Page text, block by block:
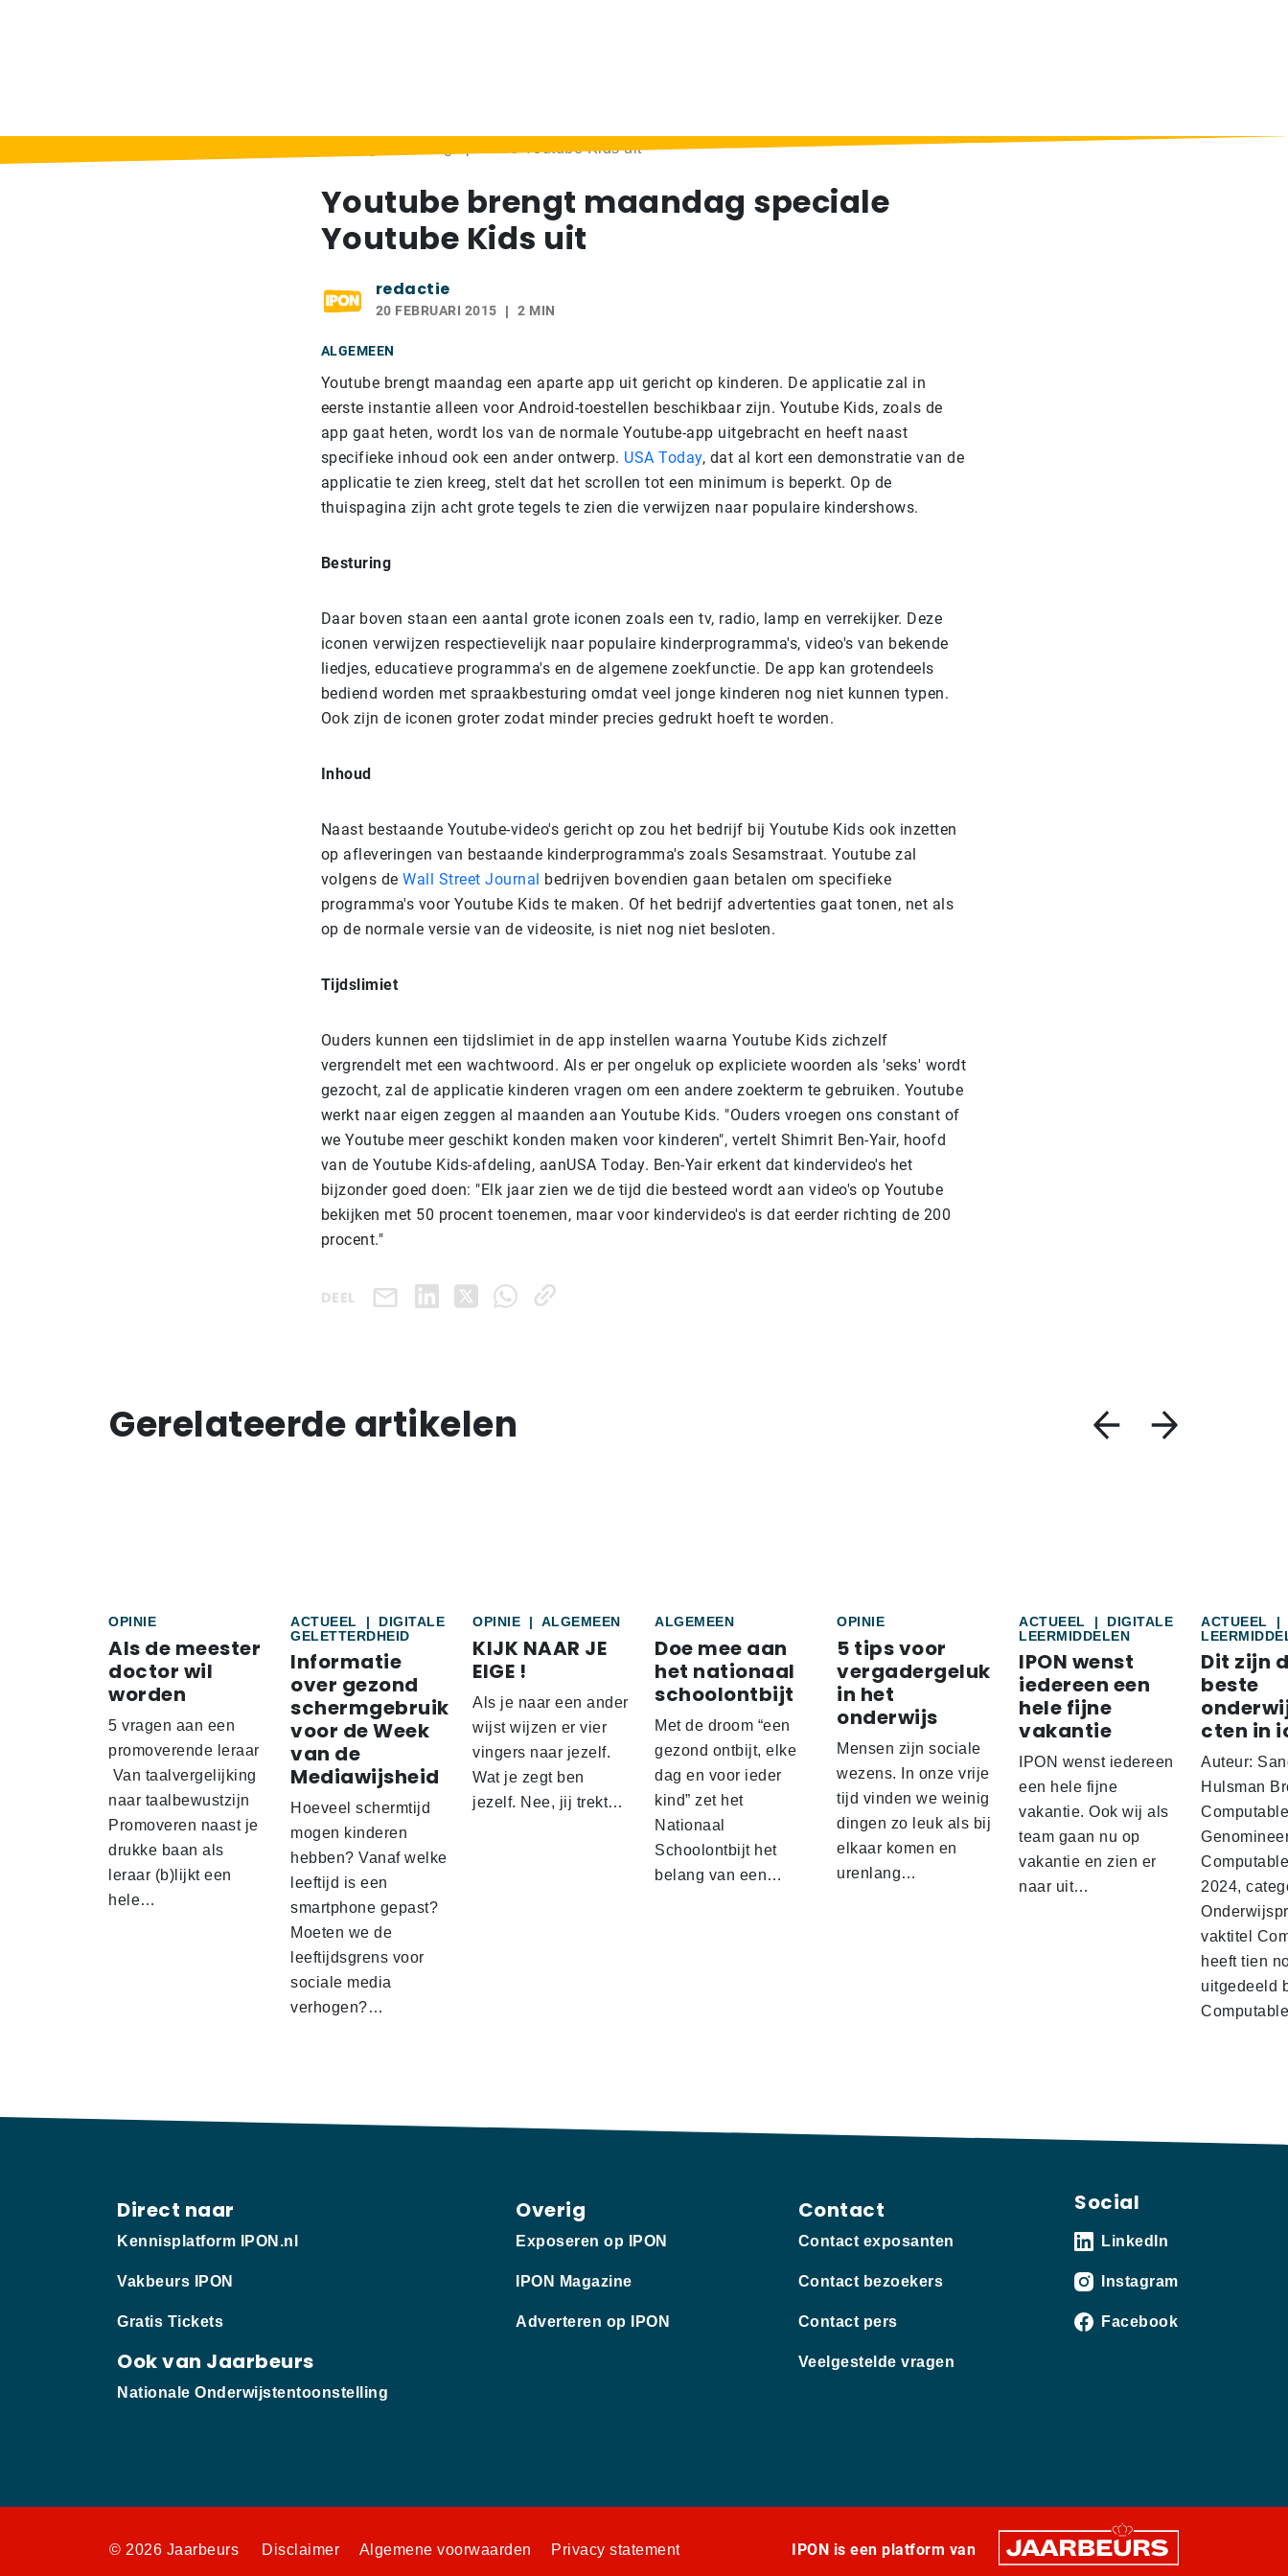
Youtube brengt maandag speciale Youtube Kids uit
Youtube brengt maandag speciale
Youtube Kids uit
redactie
20 FEBRUARI 2015 2 MIN
ALGEMEEN
Youtube brengt maandag een aparte app uit gericht op kinderen. De applicatie zal in
eerste instantie alleen voor Android-toestellen beschikbaar zijn. Youtube Kids, zoals de
app gaat heten, wordt los van de normale Youtube-app uitgebracht en heeft naast
specifieke inhoud ook een ander ontwerp. USA Today, dat al kort een demonstratie van de
applicatie te zien kreeg, stelt dat het scrollen tot een minimum is beperkt. Op de
thuispagina zijn acht grote tegels te zien die verwijzen naar populaire kindershows.
Besturing
Daar boven staan een aantal grote iconen zoals een tv, radio, lamp en verrekijker. Deze
iconen verwijzen respectievelijk naar populaire kinderprogramma's, video's van bekende
liedjes, educatieve programma's en de algemene zoekfunctie. De app kan grotendeels
bediend worden met spraakbesturing omdat veel jonge kinderen nog niet kunnen typen.
Ook zijn de iconen groter zodat minder precies gedrukt hoeft te worden.
Inhoud
Naast bestaande Youtube-video's gericht op zou het bedrijf bij Youtube Kids ook inzetten
op afleveringen van bestaande kinderprogramma's zoals Sesamstraat. Youtube zal
volgens de Wall Street Journal bedrijven bovendien gaan betalen om specifieke
programma's voor Youtube Kids te maken. Of het bedrijf advertenties gaat tonen, net als
op de normale versie van de videosite, is niet nog niet besloten.
Tijdslimiet
Ouders kunnen een tijdslimiet in de app instellen waarna Youtube Kids zichzelf
vergrendelt met een wachtwoord. Als er per ongeluk op expliciete woorden als 'seks' wordt
gezocht, zal de applicatie kinderen vragen om een andere zoekterm te gebruiken. Youtube
werkt naar eigen zeggen al maanden aan Youtube Kids. "Ouders vroegen ons constant of
we Youtube meer geschikt konden maken voor kinderen", vertelt Shimrit Ben-Yair, hoofd
van de Youtube Kids-afdeling, aanUSA Today. Ben-Yair erkent dat kindervideo's het
bijzonder goed doen: "Elk jaar zien we de tijd die besteed wordt aan video's op Youtube
bekijken met 50 procent toenemen, maar voor kindervideo's is dat eerder richting de 200
procent."
DEEL
Gerelateerde artikelen
OPINIE
Als de meester
doctor wil
worden
5 vragen aan een
promoverende leraar
Van taalvergelijking
naar taalbewustzijn
Promoveren naast je
drukke baan als
leraar (b)lijkt een
hele…
ACTUEEL |
DIGITALE
GELETTERDHEID
Informatie
over gezond
schermgebruik
voor de Week
van de
Mediawijsheid
Hoeveel schermtijd
mogen kinderen
hebben? Vanaf welke
leeftijd is een
smartphone gepast?
Moeten we de
leeftijdsgrens voor
sociale media
verhogen?…
OPINIE | ALGEMEEN
KIJK NAAR JE
EIGE !
Als je naar een ander
wijst wijzen er vier
vingers naar jezelf.
Wat je zegt ben
jezelf. Nee, jij trekt…
ALGEMEEN
Doe mee aan
het nationaal
schoolontbijt
Met de droom “een
gezond ontbijt, elke
dag en voor ieder
kind” zet het
Nationaal
Schoolontbijt het
belang van een…
OPINIE
5 tips voor
vergadergeluk
in het
onderwijs
Mensen zijn sociale
wezens. In onze vrije
tijd vinden we weinig
dingen zo leuk als bij
elkaar komen en
urenlang…
ACTUEEL |
DIGITALE
LEERMIDDELEN
IPON wenst
iedereen een
hele fijne
vakantie
IPON wenst iedereen
een hele fijne
vakantie. Ook wij als
team gaan nu op
vakantie en zien er
naar uit…
ACTUEEL
|
Dit zijn
beste
cten in
Auteur:
Hulsman
Computable
2024,
vaktitel
heeft tien
uitgedeeld
Direct naar
Kennisplatform IPON.nl
Vakbeurs IPON
Gratis Tickets
Ook van Jaarbeurs
Nationale Onderwijstentoonstelling
Overig
Exposeren op IPON
IPON Magazine
Adverteren op IPON
Contact
Contact exposanten
Contact bezoekers
Contact pers
Veelgestelde vragen
Social
LinkedIn
Instagram
Facebook
© 2026 Jaarbeurs Disclaimer Algemene voorwaarden Privacy statement IPON is een platform van